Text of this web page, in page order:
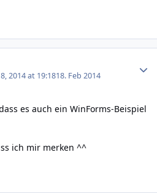
2014 at 19:1818. Feb 2014
es auch ein WinForms-Beispiel
ich mir merken ^^